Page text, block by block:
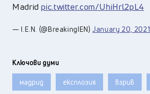
Madridpic.twitter.com/UhiHrl2pL4
— I.E.N. (@BreakingIEN)January 20, 2021
Ключови думи
мадрид експлозия взрив